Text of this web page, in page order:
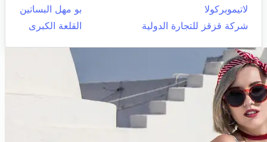
لاتيموبركولا
بو مهل البساتين
شركة قزقز للتجارة الدولية
القلعة الكبرى